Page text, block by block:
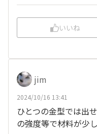
いいね
jim
2024/10/16 13:41
ひとつの金型では出
の強度等で材料が少